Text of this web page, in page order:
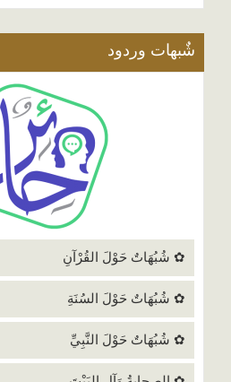
شٌبهات وردود
✿ شُبُهَاتٌ حَوْلَ القُرْآنِ
✿ شُبُهَاتٌ حَوْلَ السُنَةِ
✿ شُبُهَاتٌ حَوْلَ النَّبِيِّ